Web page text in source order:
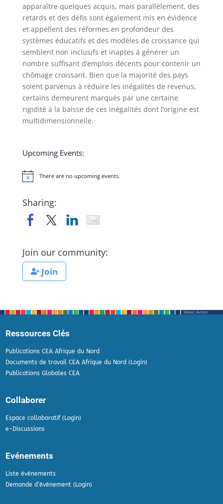
apparaître quelques acquis, mais parallèlement, des
retards et des défis sont également mis en évidence
et appellent des réformes en profondeur des
systèmes éducatifs et des modèles de croissance qui
semblent non inclusifs et inaptes à générer un
nombre suffisant d’emplois décents pour contenir un
chômage croissant. Bien que la majorité des pays
soient parvenus à réduire les inégalités de revenus,
certains demeurent marqués par une certaine
rigidité à la baisse de ces inégalités dont l’origine est
multidimensionnelle.
Upcoming Events:
Notice There are no upcoming events.
Sharing:
Join our community:
Join
Ressources Clés
Publications CEA Afrique du Nord
Documents de travail CEA Afrique du Nord (Login)
Publications Globales CEA
Collaborer
Espace collaboratif (Login)
e-Discussions
Evénements
Liste événements
Demande d’événement (Login)